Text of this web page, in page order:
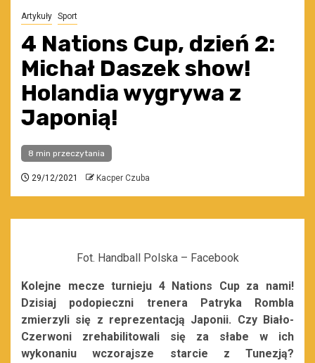
Artykuły Sport
4 Nations Cup, dzień 2:
Michał Daszek show!
Holandia wygrywa z
Japonią!
8 min przeczytania
29/12/2021 Kacper Czuba
Fot. Handball Polska – Facebook
Kolejne mecze turnieju 4 Nations Cup za nami!
Dzisiaj podopieczni trenera Patryka Rombla
zmierzyli się z reprezentacją Japonii. Czy Biało-
Czerwoni zrehabilitowali się za słabe w ich
wykonaniu wczorajsze starcie z Tunezją?